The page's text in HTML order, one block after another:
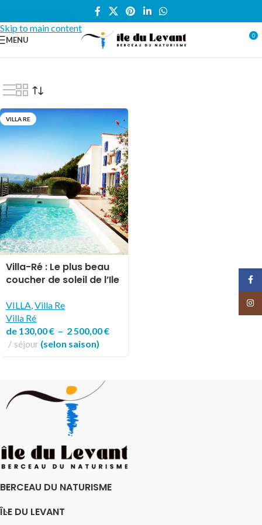
Skip to main content
MENU 0
Accueil Locations vacances VILLA/ Villa Re
VILLA RE
Villa-Ré : Le plus beau
coucher de soleil de l’Ile
VILLA,Villa Re
Villa Ré
de 130,00€ – 2 500,00€
séjour (selon saison)
BERCEAU DU NATURISME
ÎLE DU LEVANT